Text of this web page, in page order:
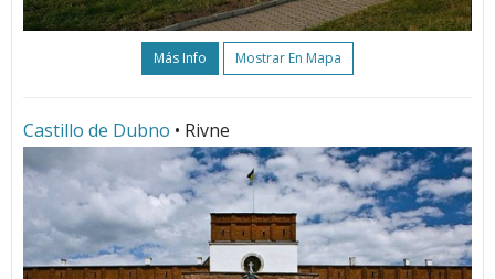
Más Info Mostrar En Mapa
Castillo de Dubno • Rivne